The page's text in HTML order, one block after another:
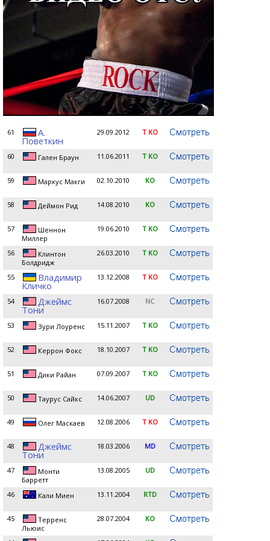
61 А.
Поветкин
29.09.2012 T KO
60 Гален Браун 11.06.2011 T KO
59 Маркус Макги 02.10.2010 KO
58 Деймон Рид 14.08.2010 KO
57
Шеннон
Миллер
19.06.2010 T KO
56
Клинтон
Болдридж
26.03.2010 T KO
55 Владимир
Кличко
13.12.2008 T KO
54 Джеймс
Тони
16.07.2008 NC
53 Зури Лоуренс 15.11.2007 T KO
52 Керрон Фокс 18.10.2007 T KO
51 Дики Райан 07.09.2007 T KO
50 Таурус Сайкс 14.06.2007 UD
49 Олег Маскаев 12.08.2006 T KO
48 Джеймс
Тони
18.03.2006 MD
47
Монти
Барретт
13.08.2005 UD
46 Кали Миен 13.11.2004 RTD
45
Терренс
Льюис
28.07.2004 KO